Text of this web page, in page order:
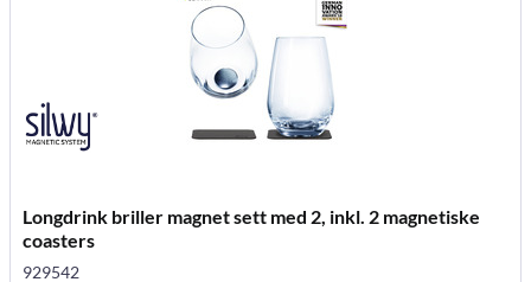
Longdrink briller magnet sett med 2, inkl. 2 magnetiske
coasters
929542